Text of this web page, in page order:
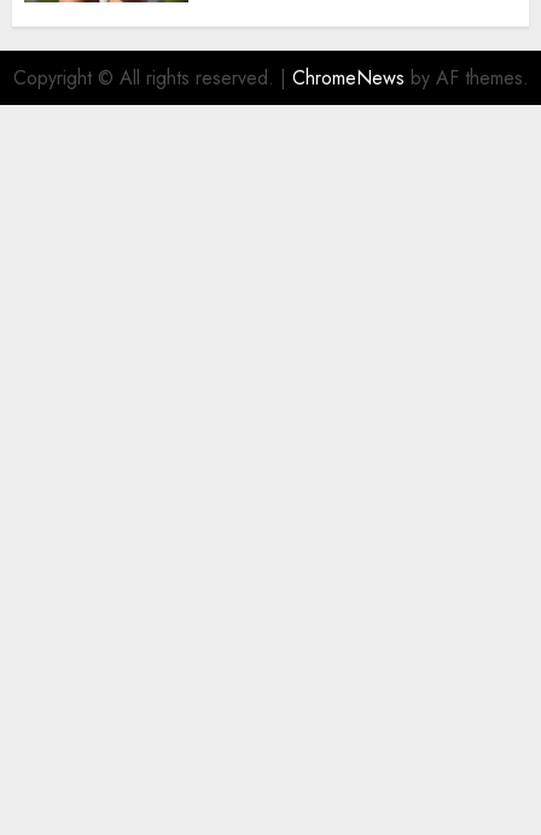
Copyright © All rights reserved. | ChromeNews by AF themes.